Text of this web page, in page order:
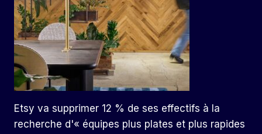
Etsy va supprimer 12 % de ses effectifs à la
recherche d'« équipes plus plates et plus rapides